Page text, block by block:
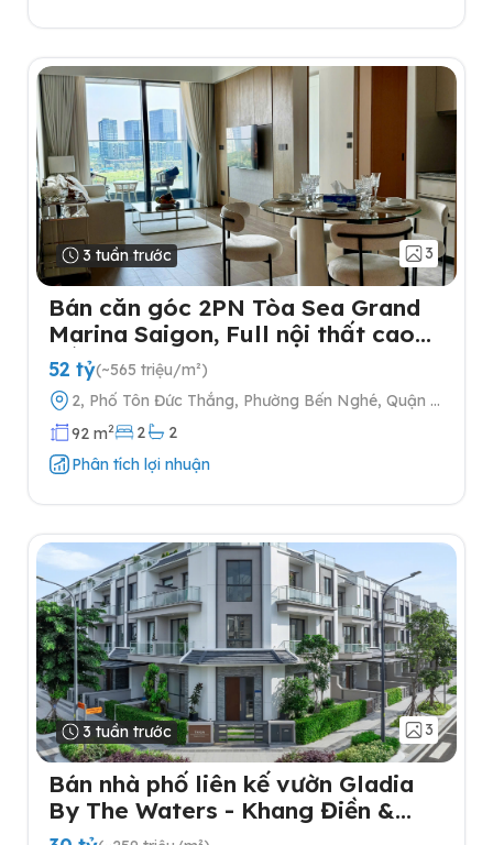
3 tuần trước 3
Bán căn góc 2PN Tòa Sea Grand
Marina Saigon, Full nội thất cao
cấp
52 tỷ(~565 triệu/m²)
2, Phố Tôn Đức Thắng, Phường Bến Nghé, Quận 1,
Thành phố Hồ Chí Minh
92 m2 2
2
Phân tích lợi nhuận
3 tuần trước 3
Bán nhà phố liên kế vườn Gladia
By The Waters - Khang Điền &
Keppel tại Quận 2